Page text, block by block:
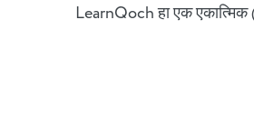
LearnQoch हा एक